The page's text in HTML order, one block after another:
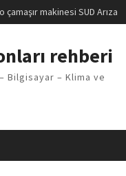
buzdolabı E1 Arıza
Çözümü
Kodu Regal kombi
rehberi
Bilgisayar – Klima ve